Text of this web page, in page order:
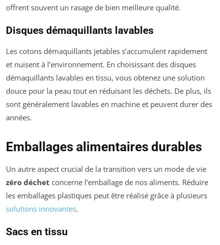
offrent souvent un rasage de bien meilleure qualité.
Disques démaquillants lavables
Les cotons démaquillants jetables s’accumulent rapidement
et nuisent à l’environnement. En choisissant des disques
démaquillants lavables en tissu, vous obtenez une solution
douce pour la peau tout en réduisant les déchets. De plus, ils
sont généralement lavables en machine et peuvent durer des
années.
Emballages alimentaires durables
Un autre aspect crucial de la transition vers un mode de vie
zéro déchet concerne l’emballage de nos aliments. Réduire
les emballages plastiques peut être réalisé grâce à plusieurs
solutions innovantes.
Sacs en tissu